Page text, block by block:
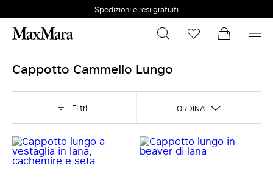
Spedizioni e resi gratuiti
Cambia taglia e colore online
Cappotto Cammello Lungo
Filtri ORDINA